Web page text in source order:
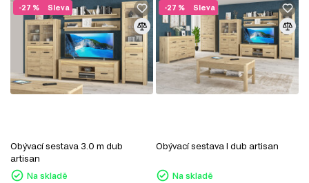
Sleva
-27 %
Obývací sestava 3.0 m dub
artisan
Na skladě
Sleva
-27 %
Obývací sestava I dub artisan
Na skladě